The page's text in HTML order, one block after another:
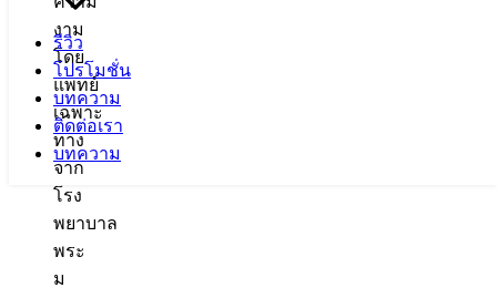
รีวิว
โปรโมชั่น
บทความ
ติดต่อเรา
บทความ